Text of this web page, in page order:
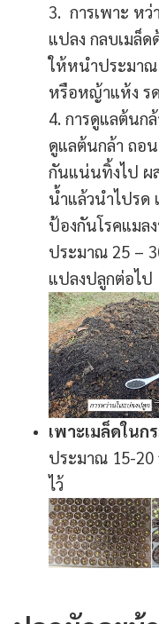
3. การเพาะ หว่
แปลง กลบเมล็
ให้หนำประมาณ
หรือหญ้าแห้ง
4. การดูแลต้นก
ดูแลต้นกล้า ถอ
กันแน่นทิ้งไป ผ
น้ำแล้วนำไปรด
ป้องกันโรคแมล
ประมาณ 25 –
แปลงปลูกต่อไป
เพาะเมล็ดในก
ประมาณ 15-20
ไว้